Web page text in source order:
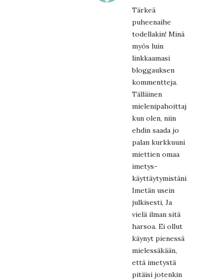
Tärkeä
puheenaihe
todellakin! Minä
myös luin
linkkaamasi
bloggauksen
kommentteja.
Tälläinen
mielenipahoittaja
kun olen, niin
ehdin saada jo
palan kurkkuuni
miettien omaa
imetys-
käyttäytymistäni.
Imetän usein
julkisesti, Ja
vielä ilman sitä
harsoa. Ei ollut
käynyt pienessä
mielessäkään,
että imetystä
pitäisi jotenkin